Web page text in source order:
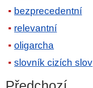
bezprecedentní
relevantní
oligarcha
slovník cizích slov